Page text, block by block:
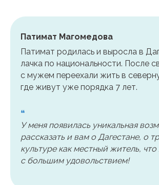
Патимат Магомедова
Патимат родилась и выросла в
лачка по национальности. После
с мужем переехали жить в
где живут уже порядка 7 лет.
❝
У меня появилась уникальная
рассказать и вам о Дагестане, о
культуре как местный житель,
с большим удовольствием!